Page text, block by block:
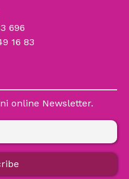
696
16 83
online Newsletter.